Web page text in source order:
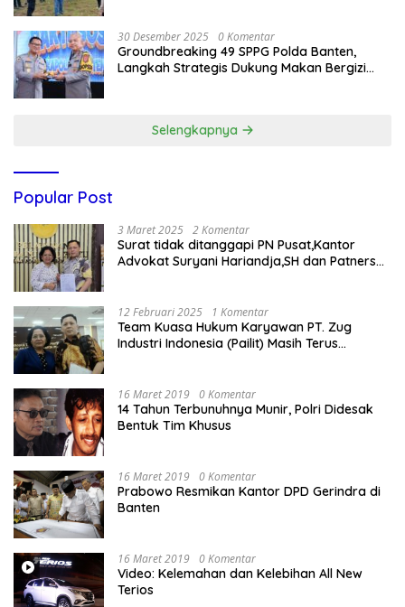
30 Desember 2025 0 Komentar
Groundbreaking 49 SPPG Polda Banten,
Langkah Strategis Dukung Makan Bergizi
Selengkapnya
Popular Post
3 Maret 2025 2 Komentar
Surat tidak ditanggapi PN Pusat,Kantor
Advokat Suryani Hariandja,SH dan Patners
12 Februari 2025 1 Komentar
Team Kuasa Hukum Karyawan PT. Zug
Industri Indonesia (Pailit) Masih Terus
16 Maret 2019 0 Komentar
14 Tahun Terbunuhnya Munir, Polri Didesak
Bentuk Tim Khusus
16 Maret 2019 0 Komentar
Prabowo Resmikan Kantor DPD Gerindra di
Banten
16 Maret 2019 0 Komentar
Video: Kelemahan dan Kelebihan All New
Terios